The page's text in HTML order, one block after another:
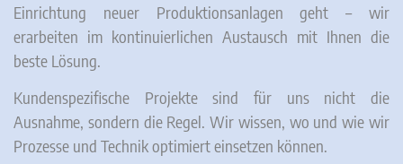
Einrichtung neuer Produktionsanlagen geht – wir
erarbeiten im kontinuierlichen Austausch mit Ihnen die
beste Lösung.
Kundenspezifische Projekte sind für uns nicht die
Ausnahme, sondern die Regel. Wir wissen, wo und wie wir
Prozesse und Technik optimiert einsetzen können.